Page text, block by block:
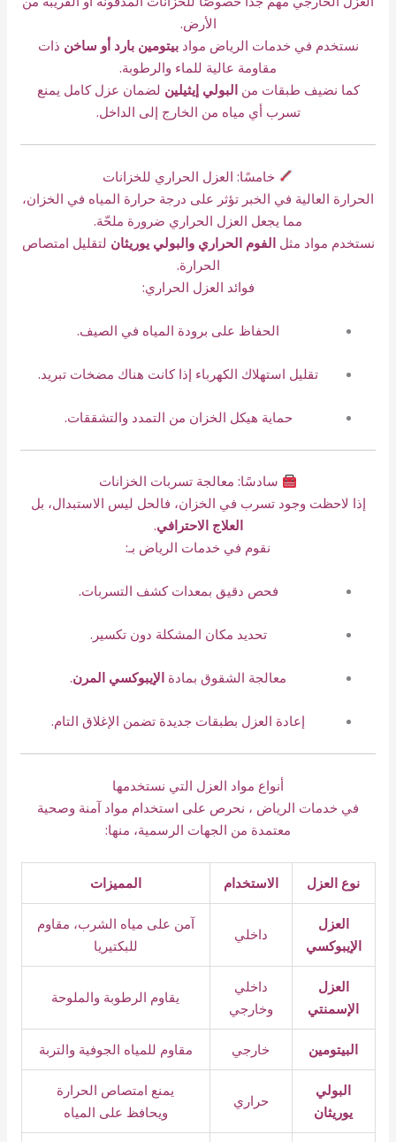
الأرض.
نستخدم في خدمات الرياض موادبيتومين بارد أو ساخن ذات
مقاومة عالية للماء والرطوبة.
كما نضيف طبقات منالبولي إيثيلين لضمان عزل كامل يمنع
تسرب أي مياه من الخارج إلى الداخل.
خامسًا: العزل الحراري للخزانات
الحرارة العالية في الخبر تؤثر على درجة حرارة المياه في الخزان،
مما يجعل العزل الحراري ضرورة ملحّة.
نستخدم مواد مثلالفوم الحراري والبولي يوريثان لتقليل امتصاص
الحرارة.
فوائد العزل الحراري:
الحفاظ على برودة المياه في الصيف.
تقليل استهلاك الكهرباء إذا كانت هناك مضخات تبريد.
حماية هيكل الخزان من التمدد والتشققات.
سادسًا: معالجة تسربات الخزانات
إذا لاحظت وجود تسرب في الخزان، فالحل ليس الاستبدال، بل
العلاج الاحترافي.
نقوم في خدمات الرياض بـ:
فحص دقيق بمعدات كشف التسربات.
تحديد مكان المشكلة دون تكسير.
معالجة الشقوق بمادة الإيبوكسي المرن.
إعادة العزل بطبقات جديدة تضمن الإغلاق التام.
أنواع مواد العزل التي نستخدمها
في خدمات الرياض ، نحرص على استخدام مواد آمنة وصحية
معتمدة من الجهات الرسمية، منها:
نوع العزل الاستخدام المميزات
العزل
الإيبوكسي
داخلي
آمن على مياه الشرب، مقاوم
للبكتيريا
العزل
الإسمنتي
داخلي
وخارجي
يقاوم الرطوبة والملوحة
البيتومين خارجي مقاوم للمياه الجوفية والتربة
البولي
يوريثان
حراري
يمنع امتصاص الحرارة
ويحافظ على المياه